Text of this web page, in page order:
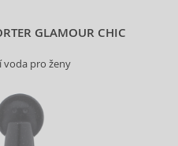
GLAMOUR CHIC
voda pro ženy